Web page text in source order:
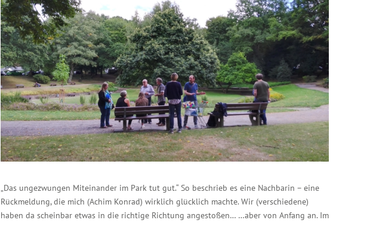
„Das ungezwungen Miteinander im Park tut gut.“ So beschrieb es eine Nachbarin – eine
Rückmeldung, die mich (Achim Konrad) wirklich glücklich machte. Wir (verschiedene)
haben da scheinbar etwas in die richtige Richtung angestoßen… …aber von Anfang an. Im